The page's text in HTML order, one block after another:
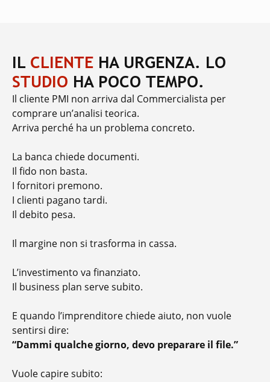
IL CLIENTE HA URGENZA. LO
STUDIO HA POCO TEMPO.
Il cliente PMI non arriva dal Commercialista per
comprare un’analisi teorica.
Arriva perché ha un problema concreto.
La banca chiede documenti.
Il fido non basta.
I fornitori premono.
I clienti pagano tardi.
Il debito pesa.
Il margine non si trasforma in cassa.
L’investimento va finanziato.
Il business plan serve subito.
E quando l’imprenditore chiede aiuto, non vuole
sentirsi dire:
“Dammi qualche giorno, devo preparare il file.”
Vuole capire subito: